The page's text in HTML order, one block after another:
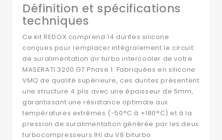
Définition et spécifications
techniques
Ce kit REDOX comprend 14 durites silicone
conçues pour remplacer intégralement le circuit
de suralimentation air turbo intercooler de votre
MASERATI 3200 GT Phase 1. Fabriquées en silicone
VMQ de qualité supérieure, ces durites présentent
une structure 4 plis avec une épaisseur de 5mm,
garantissant une résistance optimale aux
températures extrêmes (-50°C à +180°C) et à la
pression de suralimentation générée par les deux
turbocompresseurs IHI du V8 biturbo.